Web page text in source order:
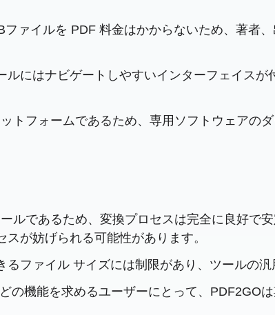
ァイルを PDF 料金はかからないため、著者
ルにはナビゲートしやすいインターフェイス
トフォームであるため、専用ソフトウェアの
ルであるため、変換プロセスは完全に良好で
が妨げられる可能性があります。
るファイル サイズには制限があり、ツールの汎
の機能を求めるユーザーにとって、PDF2GO